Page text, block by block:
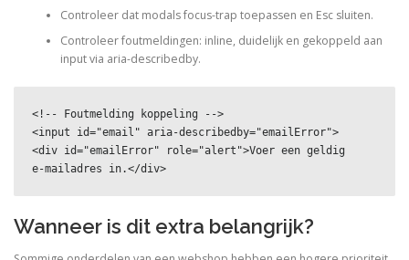
Controleer dat modals focus-trap toepassen en Esc sluiten.
Controleer foutmeldingen: inline, duidelijk en gekoppeld aan
input via aria-describedby.
<!-- Foutmelding koppeling -->
<input id="email" aria-describedby="emailError">
<div id="emailError" role="alert">Voer een geldig
e‑mailadres in.</div>
Wanneer is dit extra belangrijk?